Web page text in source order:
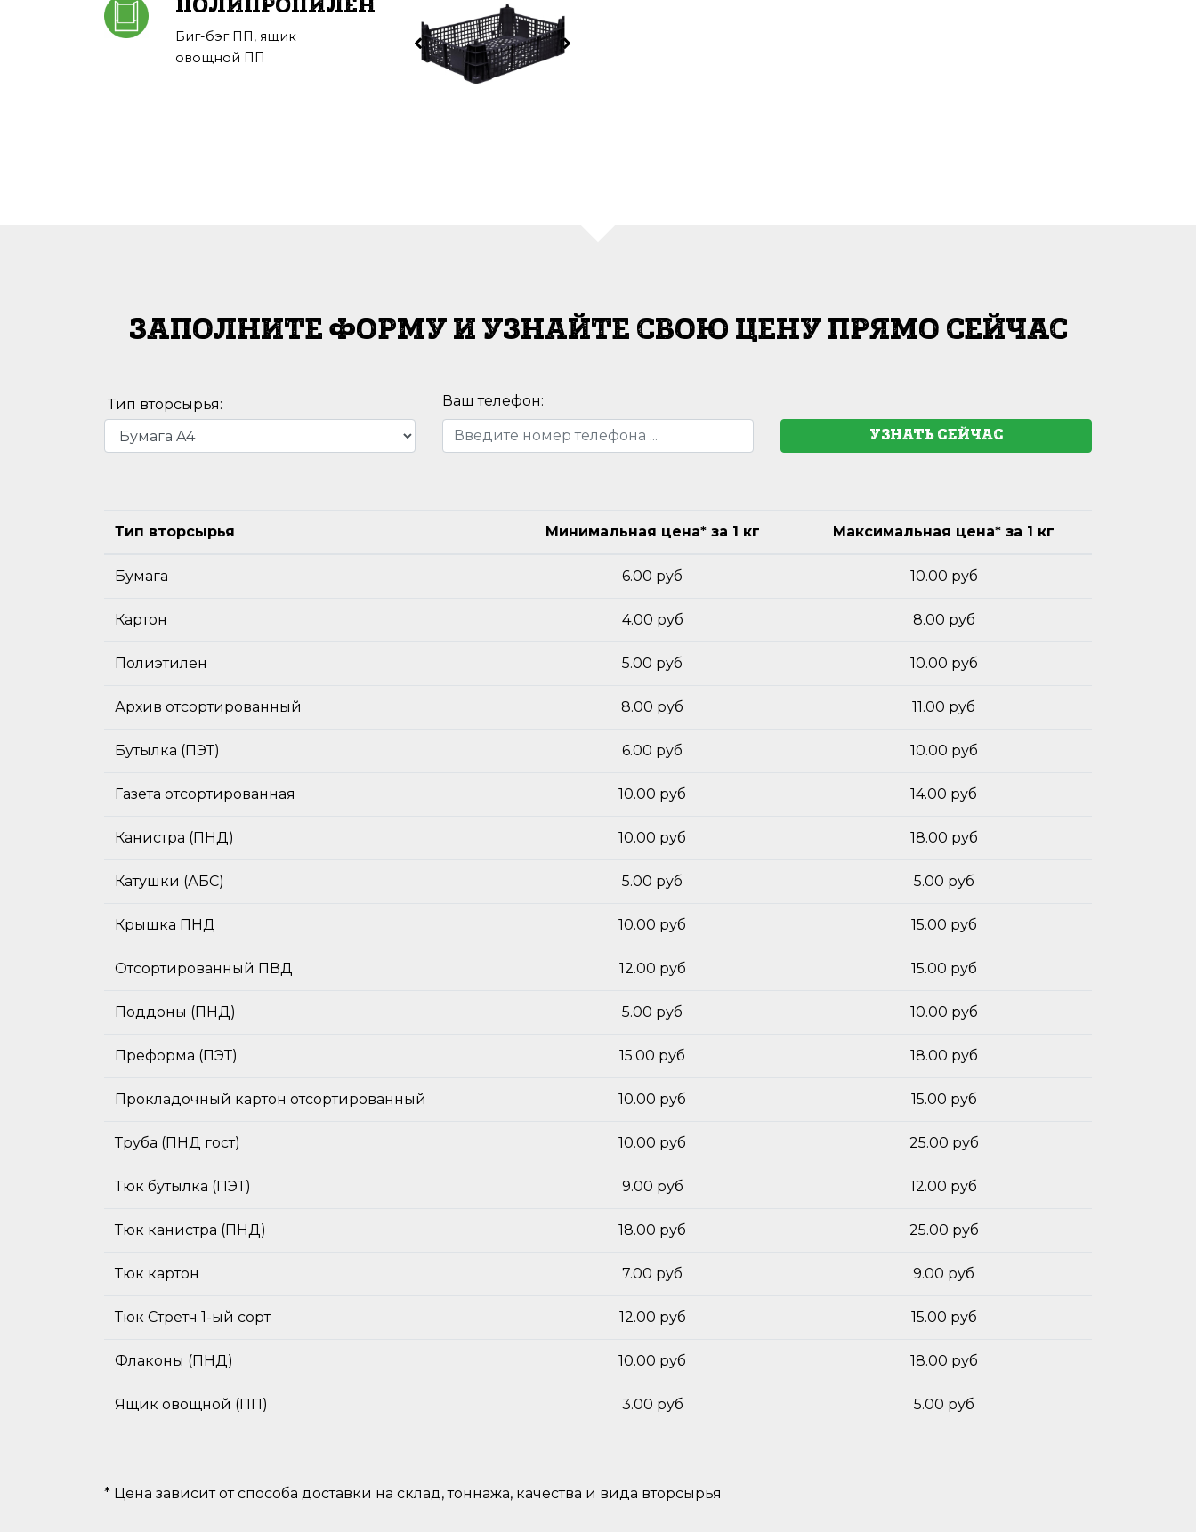
ПОЛИПРОПИЛЕН
Биг-бэг ПП, ящик
овощной ПП
ЗАПОЛНИТЕ ФОРМУ И УЗНАЙТЕ СВОЮ ЦЕНУ ПРЯМО СЕЙЧАС
Тип вторсырья: Ваш телефон:
УЗНАТЬ СЕЙЧАС
Тип вторсырья Минимальная цена* за 1 кг Максимальная цена* за 1 кг
Бумага 6.00 руб 10.00 руб
Картон 4.00 руб 8.00 руб
Полиэтилен 5.00 руб 10.00 руб
Архив отсортированный 8.00 руб 11.00 руб
Бутылка (ПЭТ) 6.00 руб 10.00 руб
Газета отсортированная 10.00 руб 14.00 руб
Канистра (ПНД) 10.00 руб 18.00 руб
Катушки (АБС) 5.00 руб 5.00 руб
Крышка ПНД 10.00 руб 15.00 руб
Отсортированный ПВД 12.00 руб 15.00 руб
Поддоны (ПНД) 5.00 руб 10.00 руб
Преформа (ПЭТ) 15.00 руб 18.00 руб
Прокладочный картон отсортированный 10.00 руб 15.00 руб
Труба (ПНД гост) 10.00 руб 25.00 руб
Тюк бутылка (ПЭТ) 9.00 руб 12.00 руб
Тюк канистра (ПНД) 18.00 руб 25.00 руб
Тюк картон 7.00 руб 9.00 руб
Тюк Стретч 1-ый сорт 12.00 руб 15.00 руб
Флаконы (ПНД) 10.00 руб 18.00 руб
Ящик овощной (ПП) 3.00 руб 5.00 руб
* Цена зависит от способа доставки на склад, тоннажа, качества и вида вторсырья